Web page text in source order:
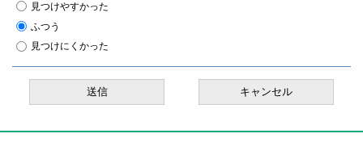
見つけやすかった
ふつう
見つけにくかった